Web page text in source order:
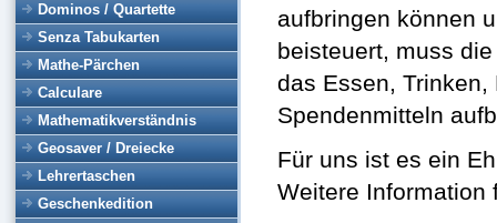
Dominos / Quartette
Senza Tabukarten
Mathe-Pärchen
Calculare
Mathematikverständnis
Geosaver / Dreiecke
Lehrertaschen
Geschenkedition
aufbringen können
beisteuert, muss
das Essen,
Spendenmitteln
Für uns ist es ein
Weitere